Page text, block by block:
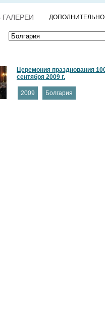
ГАЛЕРЕИ
Церемония празднования
сентября 2009 г.
2009 Болгария